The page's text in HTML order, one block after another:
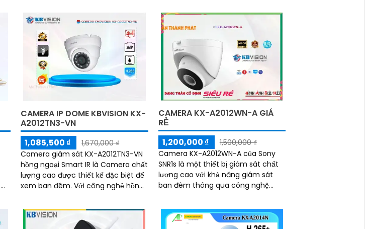
giám sát dự án dân dụng một cách
hiệu quả
CAMERA IP DOME KBVISION KX-
A2012TN3-VN
1,085,500 ₫
1,670,000 ₫
Camera giám sát KX-A2012TN3-VN
hồng ngoại Smart IR là Camera chất
lượng cao được thiết kế đặc biệt để
xem ban đêm. Với công nghệ hồng
năng xem ban đêm tốt trong
khoảng cách 30m
CAMERA KX-A2012WN-A GIÁ
RẺ
1,200,000 ₫
1,500,000 ₫
Camera KX-A2012WN-A của Sony
SNR1s là một thiết bị giám sát chất
lượng cao với khả năng giám sát
ban đêm thông qua công nghệ
30m. Camera này được...